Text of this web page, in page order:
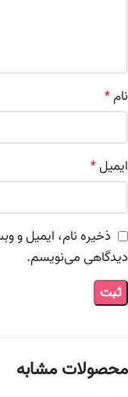
نام*
ایمیل*
ذخیره نام، ایمیل و
دیدگاهی می‌نویسم.
محصولات مشابه